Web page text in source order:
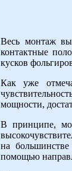
Весь монтаж
контактные
кусков
Как уже
мощности,
В принципе,
на
помощью